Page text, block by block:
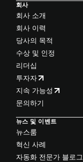
회사
회사 소개
회사 이력
당사의 목적
수상 및 인정
리더십
투자자
지속 가능성
문의하기
뉴스 및 이벤트
뉴스룸
혁신 사례
자동화 전문가 블로그